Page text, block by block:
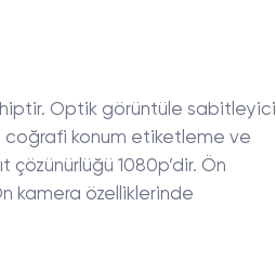
Optik görüntüle sabitleyici
coğrafi konum etiketleme ve
çözünürlüğü 1080p’dir. Ön
kamera özelliklerinde